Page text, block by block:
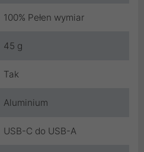
100% Pełen wymiar
45 g
Tak
Aluminium
USB-C do USB-A